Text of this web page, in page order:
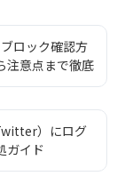
ロック確認方
注意点まで徹底
）にログ
ガイド